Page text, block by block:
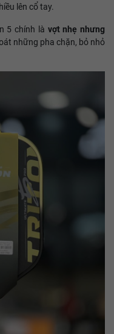
lên cổ tay.
5 chính là vợt nhẹ nhưng
những pha chặn, bỏ nhỏ